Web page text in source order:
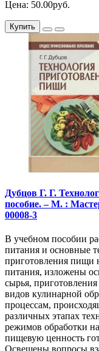
Цена: 50.00руб.
Купить
Дубцов Г. Г.
пособие. – М. :
00008-3
В учебном пособии
питания и основные
приготовления пищи
питания, изложены
сырья,
видов кулинарной
процессам,
различных этапах
режимов обработки
пищевую ценность
Освещены вопросы